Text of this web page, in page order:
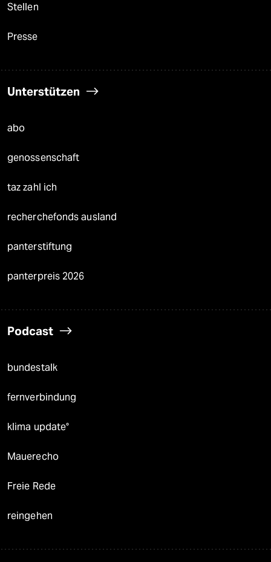
Stellen
Presse
Unterstützen
abo
genossenschaft
taz zahl ich
recherchefonds ausland
panterstiftung
panterpreis 2026
Podcast
bundestalk
fernverbindung
klima update°
Mauerecho
Freie Rede
reingehen